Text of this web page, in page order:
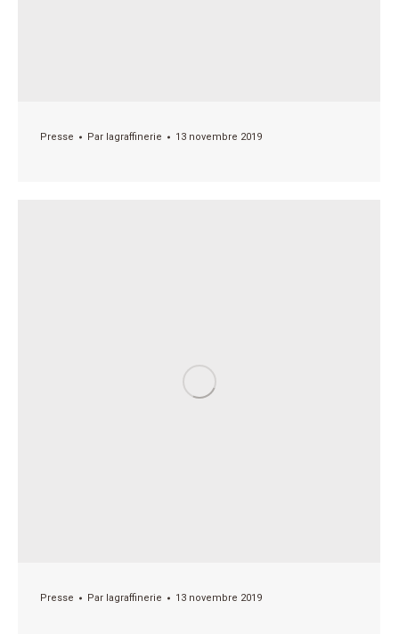
Presse Par lagraffinerie 13 novembre 2019
Presse Par lagraffinerie 13 novembre 2019